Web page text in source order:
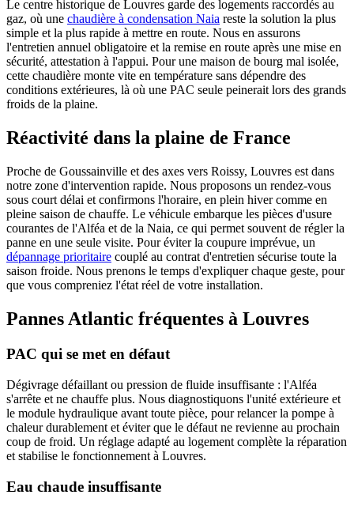
Le centre historique de Louvres garde des logements raccordés au
gaz, où une chaudière à condensation Naia reste la solution la plus
simple et la plus rapide à mettre en route. Nous en assurons
l'entretien annuel obligatoire et la remise en route après une mise en
sécurité, attestation à l'appui. Pour une maison de bourg mal isolée,
cette chaudière monte vite en température sans dépendre des
conditions extérieures, là où une PAC seule peinerait lors des grands
froids de la plaine.
Réactivité dans la plaine de France
Proche de Goussainville et des axes vers Roissy, Louvres est dans
notre zone d'intervention rapide. Nous proposons un rendez-vous
sous court délai et confirmons l'horaire, en plein hiver comme en
pleine saison de chauffe. Le véhicule embarque les pièces d'usure
courantes de l'Alféa et de la Naia, ce qui permet souvent de régler la
panne en une seule visite. Pour éviter la coupure imprévue, un
dépannage prioritaire couplé au contrat d'entretien sécurise toute la
saison froide. Nous prenons le temps d'expliquer chaque geste, pour
que vous compreniez l'état réel de votre installation.
Pannes Atlantic fréquentes à Louvres
PAC qui se met en défaut
Dégivrage défaillant ou pression de fluide insuffisante : l'Alféa
s'arrête et ne chauffe plus. Nous diagnostiquons l'unité extérieure et
le module hydraulique avant toute pièce, pour relancer la pompe à
chaleur durablement et éviter que le défaut ne revienne au prochain
coup de froid. Un réglage adapté au logement complète la réparation
et stabilise le fonctionnement à Louvres.
Eau chaude insuffisante